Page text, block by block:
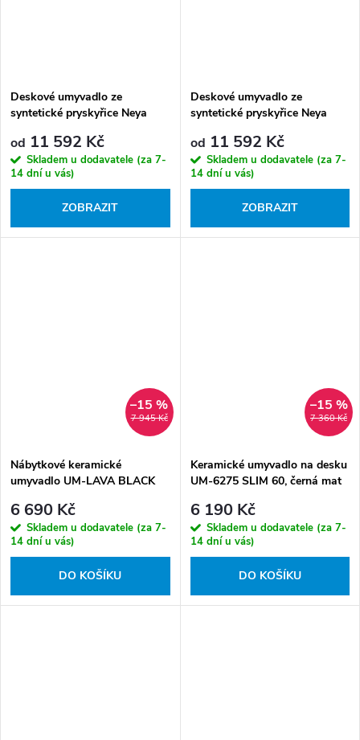
Deskové umyvadlo ze
syntetické pryskyřice Neya
Click-Clack
od 11 592 Kč
Skladem u dodavatele (za 7-
14 dní u vás)
ZOBRAZIT
Deskové umyvadlo ze
syntetické pryskyřice Neya
výpustí Click-Clack
od 11 592 Kč
Skladem u dodavatele (za 7-
14 dní u vás)
ZOBRAZIT
7 945 Kč
–15 %
Nábytkové keramické
umyvadlo UM-LAVA BLACK
6 690 Kč
Skladem u dodavatele (za 7-
14 dní u vás)
DO KOŠÍKU
7 360 Kč
–15 %
Keramické umyvadlo na desku
UM-6275 SLIM 60, černá mat
6 190 Kč
Skladem u dodavatele (za 7-
14 dní u vás)
DO KOŠÍKU